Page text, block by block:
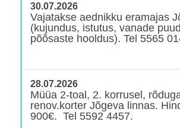
30.07.2026
Vajatakse aednikku eramajas
(kujundus, istutus, vanade
põõsaste hooldus). Tel 5565
28.07.2026
Müüa 2-toal, 2. korrusel,
renov.korter Jõgeva linnas.
900€. Tel 5592 4457.